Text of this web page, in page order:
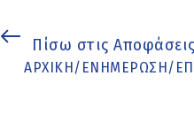
Πίσω στις Αποφάσεις
ΑΡΧΙΚΉ/ ΕΝΗΜΈΡΩΣΗ/